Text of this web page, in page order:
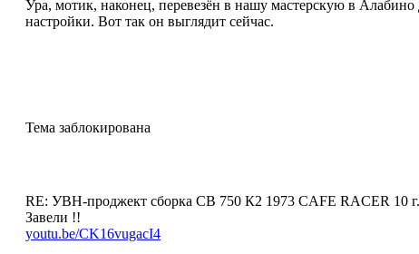
Ура, мотик, наконец, перевезён в нашу мастерскую в Алабино
настройки. Вот так он выглядит сейчас.
Тема заблокирована
RE: УВН-проджект сборка СВ 750 К2 1973 CAFE RACER 10
Завели !!
youtu.be/CK16vugacI4